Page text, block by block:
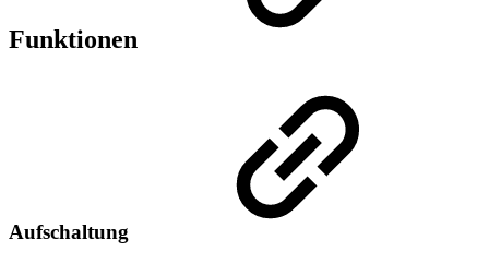
Funktionen
Aufschaltung